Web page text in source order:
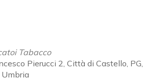
Tabacco
Pierucci 2, Città di Castello, PG,